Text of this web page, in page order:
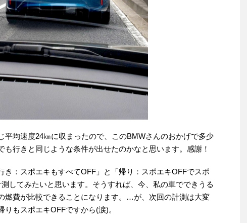
平均速度24㎞に収まったので、このBMWさんのおかげで多少
行きと同じような条件が出せたのかなと思います。感謝！
き：スポエキもすべてOFF」と「帰り：スポエキOFFでスポ
してみたいと思います。そうすれば、今、私の車でできうる
燃費が比較できることになります。…が、次回の計測は大変
もスポエキOFFですから(涙)。